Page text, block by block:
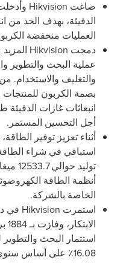
صاغت Hikvision
الدفيئة، بهدف الحد من
العمليات منخفضة
دمجت Hikvision
عملية البحث والتطوير
والتغليف
بصمة الكربون للمنتجات
انبعاثات غازات
أجل التحسين المستمر.
أثناء تعزيز توفير
أنظمة الطاقة
الخاصة بالشركة.
استمرت Hikvision في
16.08٪ على أساس سنوي.